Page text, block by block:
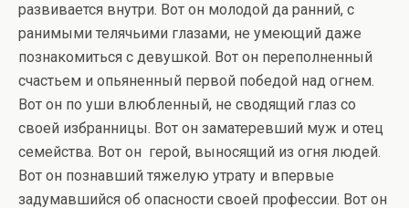
развивается внутри. Вот он молодой да ранний, с
ранимыми телячьими глазами, не умеющий даже
познакомиться с девушкой. Вот он переполненный
счастьем и опьяненный первой победой над огнем.
Вот он по уши влюбленный, не сводящий глаз со
своей избранницы. Вот он заматеревший муж и отец
семейства. Вот он герой, выносящий из огня людей.
Вот он познавший тяжелую утрату и впервые
задумавшийся об опасности своей профессии. Вот он